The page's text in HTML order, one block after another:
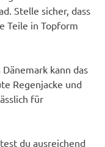
Stelle sicher, dass
Teile in Topform
kann das
Regenjacke und
für
du ausreichend